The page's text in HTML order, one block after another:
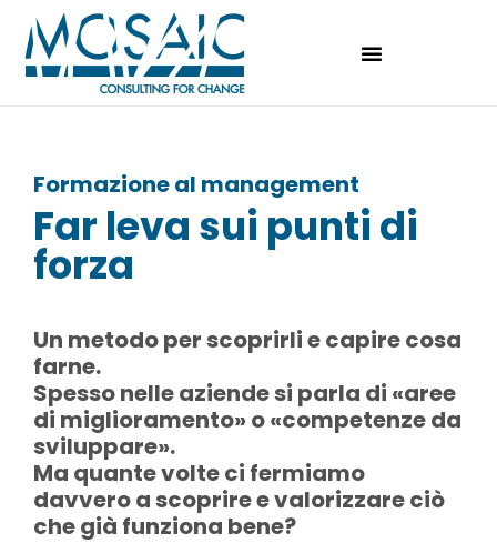
Formazione al management
Far leva sui punti di
forza
Un metodo per scoprirli e capire cosa
farne.
Spesso nelle aziende si parla di «aree
di miglioramento» o «competenze da
sviluppare».
Ma quante volte ci fermiamo
davvero a scoprire e valorizzare ciò
che già funziona bene?